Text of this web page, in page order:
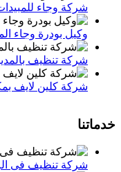
شركة وجاء
وكيل بودرة وجاء
شركة تنظيف
شركة كلين لايف بمكة خصم 40% لفترة محدودة للتواصل
خدماتنا
شركة تنظيف فى